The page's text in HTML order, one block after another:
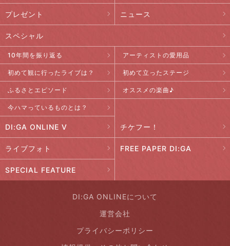
プレゼント ニュース
スペシャル
10年間を振り返る アーティストの愛用品
初めて観に行ったライブは？ 初めて立ったステージ
ふるさとエピソード オススメの楽曲♪
今ハマっているものとは？
DI:GA ONLINE V チケフー！
ライブフォト FREE PAPER DI:GA
SPECIAL FEATURE
DI:GA ONLINEについて
運営会社
プライバシーポリシー